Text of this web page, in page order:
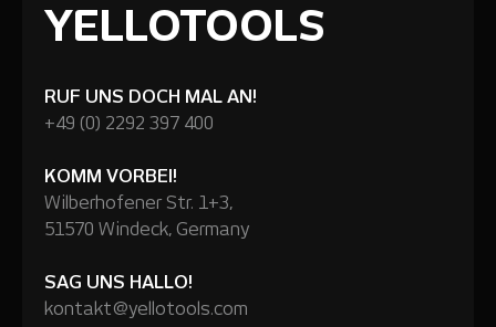
YELLOTOOLS
RUF UNS DOCH MAL AN!
+49 (0) 2292 397 400
KOMM VORBEI!
Wilberhofener Str. 1+3,
51570 Windeck, Germany
SAG UNS HALLO!
kontakt@yellotools.com